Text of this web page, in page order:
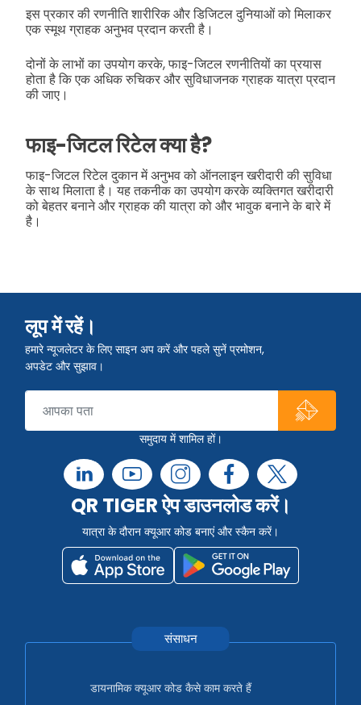
इस प्रकार की रणनीति शारीरिक और डिजिटल दुनियाओं को मिलाकर
एक स्मूथ ग्राहक अनुभव प्रदान करती है।
दोनों के लाभों का उपयोग करके, फाइ-जिटल रणनीतियों का प्रयास
होता है कि एक अधिक रुचिकर और सुविधाजनक ग्राहक यात्रा प्रदान
की जाए।
फाइ-जिटल रिटेल क्या है?
फाइ-जिटल रिटेल दुकान में अनुभव को ऑनलाइन खरीदारी की सुविधा
के साथ मिलाता है। यह तकनीक का उपयोग करके व्यक्तिगत खरीदारी
को बेहतर बनाने और ग्राहक की यात्रा को और भावुक बनाने के बारे में
है।
लूप में रहें।
हमारे न्यूजलेटर के लिए साइन अप करें और पहले सुनें प्रमोशन,
अपडेट और सुझाव।
समुदाय में शामिल हों।
QR TIGER ऐप डाउनलोड करें।
यात्रा के दौरान क्यूआर कोड बनाएं और स्कैन करें।
संसाधन
डायनामिक क्यूआर कोड कैसे काम करते हैं